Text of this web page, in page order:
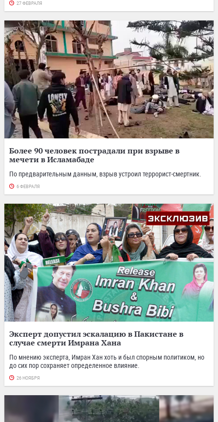
27 ФЕВРАЛЯ
Более 90 человек пострадали при взрыве в
мечети в Исламабаде
По предварительным данным, взрыв устроил террорист-смертник.
6 ФЕВРАЛЯ
Эксперт допустил эскалацию в Пакистане в
случае смерти Имрана Хана
По мнению эксперта, Имран Хан хоть и был спорным политиком, но
до сих пор сохраняет определенное влияние.
26 НОЯБРЯ